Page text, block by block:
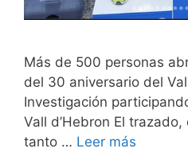
Más de 500 personas
del 30 aniversario del
Investigación
Vall d’Hebron El
tanto … Leer más